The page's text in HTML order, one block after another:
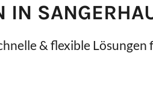
IN
& flexible Lösungen